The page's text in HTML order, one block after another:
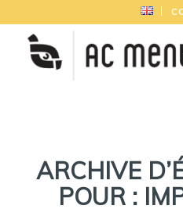
ARCHIVE
POUR :